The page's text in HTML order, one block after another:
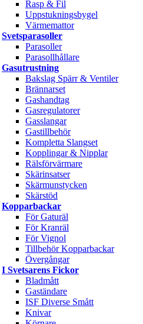
Rasp & Fil
Uppstukningsbygel
Värmemattor
Svetsparasoller
Parasoller
Parasollhållare
Gasutrustning
Bakslag Spärr & Ventiler
Brännarset
Gashandtag
Gasregulatorer
Gasslangar
Gastillbehör
Kompletta Slangset
Kopplingar & Nipplar
Rälsförvärmare
Skärinsatser
Skärmunstycken
Skärstöd
Kopparbackar
För Gaturäl
För Kranräl
För Vignol
Tillbehör Kopparbackar
Övergångar
I Svetsarens Fickor
Bladmått
Gaständare
ISF Diverse Smått
Knivar